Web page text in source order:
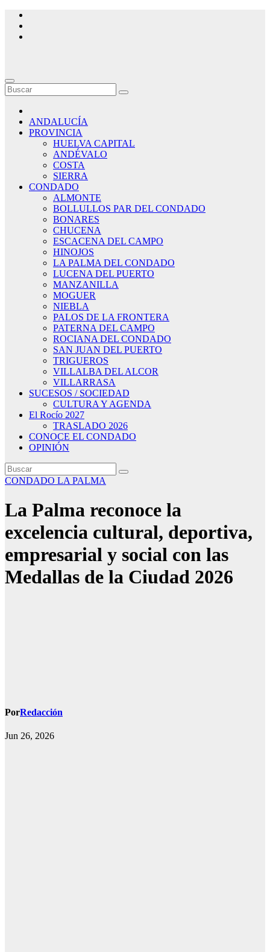
Saltar
contenido
ANDALUCÍA
PROVINCIA
HUELVA CAPITAL
ANDÉVALO
COSTA
SIERRA
CONDADO
ALMONTE
BOLLULLOS PAR DEL CONDADO
BONARES
CHUCENA
ESCACENA DEL CAMPO
HINOJOS
LA PALMA DEL CONDADO
LUCENA DEL PUERTO
MANZANILLA
MOGUER
NIEBLA
PALOS DE LA FRONTERA
PATERNA DEL CAMPO
ROCIANA DEL CONDADO
SAN JUAN DEL PUERTO
TRIGUEROS
VILLALBA DEL ALCOR
VILLARRASA
SUCESOS / SOCIEDAD
CULTURA Y AGENDA
El Rocío 2027
TRASLADO 2026
CONOCE EL CONDADO
OPINIÓN
CONDADO LA PALMA
La Palma reconoce la
excelencia cultural, deportiva,
empresarial y social con las
Medallas de la Ciudad 2026
PorRedacción
Jun 26, 2026